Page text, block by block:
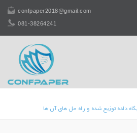
confpaper2018@gmail.com
081-38264241
داده توزیع شده و راه حل های آن ها